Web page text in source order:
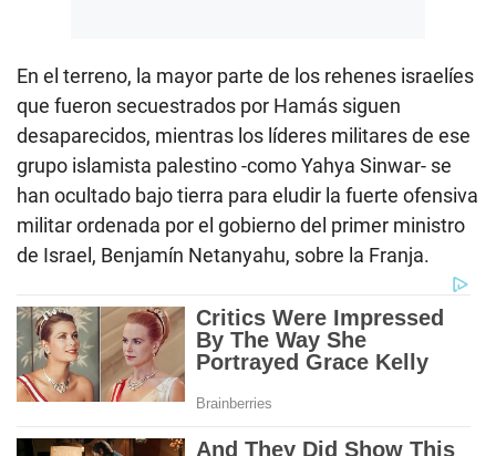
En el terreno, la mayor parte de los rehenes israelíes
que fueron secuestrados por Hamás siguen
desaparecidos, mientras los líderes militares de ese
grupo islamista palestino -como Yahya Sinwar- se
han ocultado bajo tierra para eludir la fuerte ofensiva
militar ordenada por el gobierno del primer ministro
de Israel, Benjamín Netanyahu, sobre la Franja.